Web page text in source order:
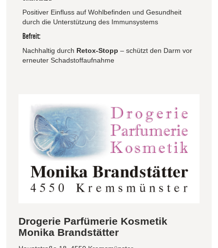
Positiver Einfluss auf Wohlbefinden und Gesundheit
durch die Unterstützung des Immunsystems
Befreit:
Nachhaltig durch Retox-Stopp – schützt den Darm vor
erneuter Schadstoffaufnahme
Drogerie Parfümerie Kosmetik
Monika Brandstätter